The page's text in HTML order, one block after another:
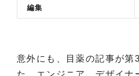
編集
意外にも、目薬の記事が第
た。エンジニア、デザイ